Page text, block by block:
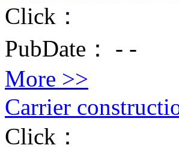
Click：
PubDate：
- -
More >>
Carrier
Click：